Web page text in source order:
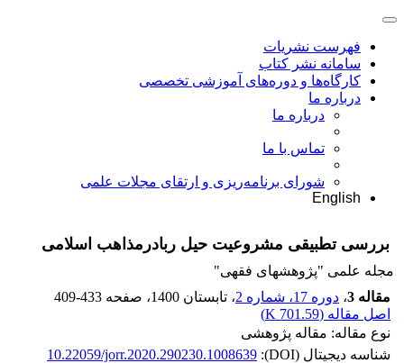
فهرست نشریات
سامانه نشر کتاب
کارگاه‌ها و دوره‌های آموزشی تخصصی
درباره ما
درباره ما
تماس با ما
شورای برنامه‌ریزی و ارتقای مجلات علمی
English
بررسی تطبیقی مشروعیت حیل ربادرمذاهب اسلامی
مجله علمی "پژوهشهای فقهی"
مقاله 3
، دوره 17، شماره 2 ، تابستان 1400 ، صفحه 409-433
اصل مقاله (701.59 K
)
نوع مقاله: مقاله پژوهشی
شناسه دیجیتال (DOI):
10.22059/jorr.2020.290230.1008639